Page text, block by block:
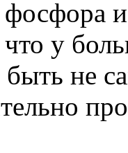
фосфора
у
не